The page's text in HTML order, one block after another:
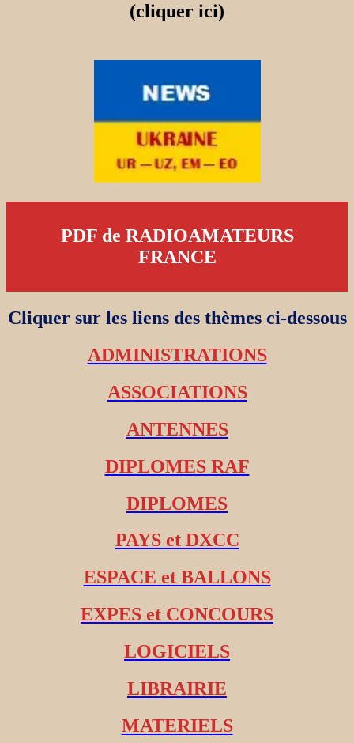
(cliquer ici)
PDF de RADIOAMATEURS
FRANCE
Cliquer sur les liens des thèmes ci-dessous
ADMINISTRATIONS
ASSOCIATIONS
ANTENNES
DIPLOMES RAF
DIPLOMES
PAYS et DXCC
ESPACE et BALLONS
EXPES et CONCOURS
LOGICIELS
LIBRAIRIE
MATERIELS